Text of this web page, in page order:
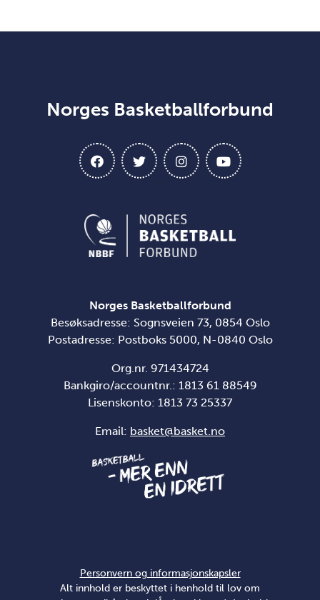
Norges Basketballforbund
Norges Basketballforbund
Besøksadresse: Sognsveien 73, 0854 Oslo
Postadresse: Postboks 5000, N-0840 Oslo
Org.nr. 971434724
Bankgiro/accountnr.: 1813 61 88549
Lisenskonto: 1813 73 25337
Email: basket@basket.no
Personvern og informasjonskapsler
Alt innhold er beskyttet i henhold til lov om